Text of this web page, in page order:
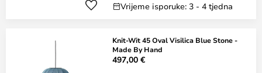
Vrijeme isporuke: 3 - 4 tjedna
Knit-Wit 45 Oval Visilica Blue Stone -
Made By Hand
497,00 €